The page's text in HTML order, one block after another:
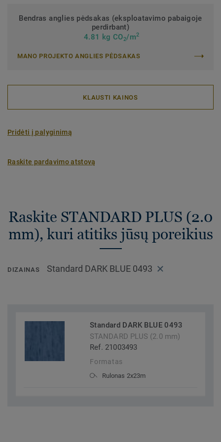
Bendras anglies pėdsakas (eksploatavimo pabaigoje
perdirbant)
4.81 kg CO2/m2
MANO PROJEKTO ANGLIES PĖDSAKAS
KLAUSTI KAINOS
Pridėti į palyginimą
Raskite pardavimo atstovą
Raskite STANDARD PLUS (2.0
mm), kuri atitiks jūsų poreikius
DIZAINAS Standard DARK BLUE 0493
Standard DARK BLUE 0493
STANDARD PLUS (2.0 mm)
Ref. 21003493
Formatas
Rulonas 2x23m